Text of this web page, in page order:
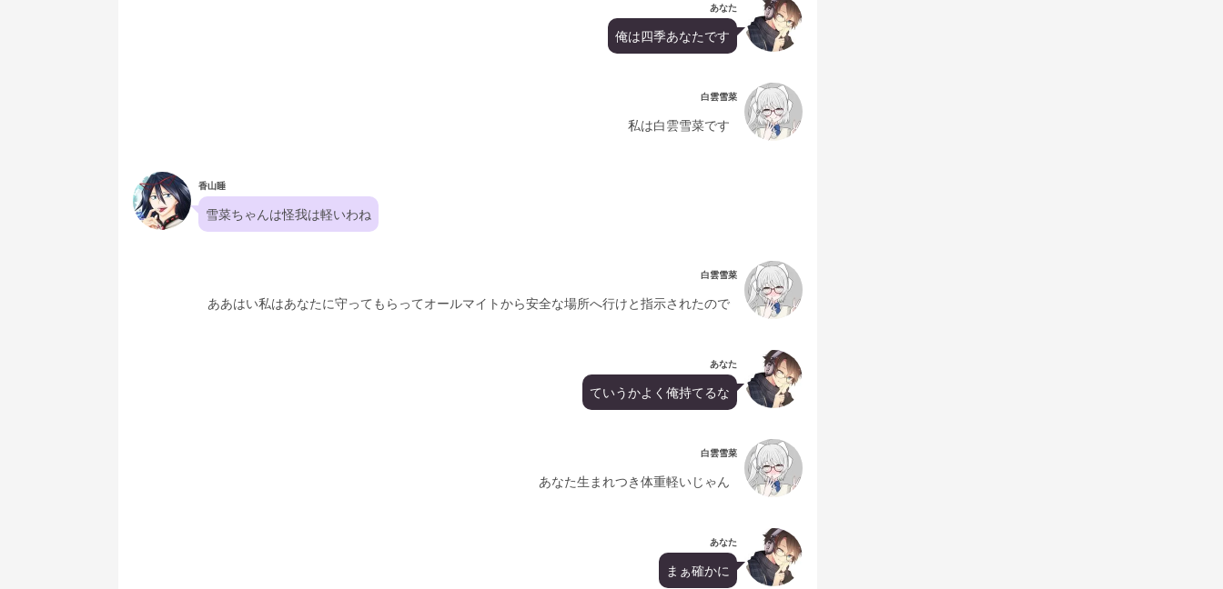
あなた
俺は四季あなたです
白雲雪菜
私は白雲雪菜です
香山睡
雪菜ちゃんは怪我は軽いわね
白雲雪菜
ああはい私はあなたに守ってもらってオールマイトから安全な場所へ行けと指示されたので
あなた
ていうかよく俺持てるな
白雲雪菜
あなた生まれつき体重軽いじゃん
あなた
まぁ確かに